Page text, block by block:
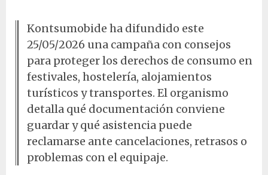
Kontsumobide ha difundido este
25/05/2026 una campaña con consejos
para proteger los derechos de consumo en
festivales, hostelería, alojamientos
turísticos y transportes. El organismo
detalla qué documentación conviene
guardar y qué asistencia puede
reclamarse ante cancelaciones, retrasos o
problemas con el equipaje.